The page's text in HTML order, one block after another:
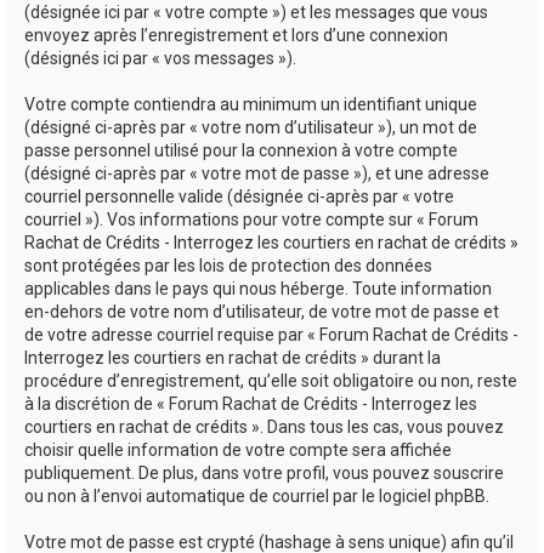
(désignée ici par « votre compte ») et les messages que vous
envoyez après l’enregistrement et lors d’une connexion
(désignés ici par « vos messages »).
Votre compte contiendra au minimum un identifiant unique
(désigné ci-après par « votre nom d’utilisateur »), un mot de
passe personnel utilisé pour la connexion à votre compte
(désigné ci-après par « votre mot de passe »), et une adresse
courriel personnelle valide (désignée ci-après par « votre
courriel »). Vos informations pour votre compte sur « Forum
Rachat de Crédits - Interrogez les courtiers en rachat de crédits »
sont protégées par les lois de protection des données
applicables dans le pays qui nous héberge. Toute information
en-dehors de votre nom d’utilisateur, de votre mot de passe et
de votre adresse courriel requise par « Forum Rachat de Crédits -
Interrogez les courtiers en rachat de crédits » durant la
procédure d’enregistrement, qu’elle soit obligatoire ou non, reste
à la discrétion de « Forum Rachat de Crédits - Interrogez les
courtiers en rachat de crédits ». Dans tous les cas, vous pouvez
choisir quelle information de votre compte sera affichée
publiquement. De plus, dans votre profil, vous pouvez souscrire
ou non à l’envoi automatique de courriel par le logiciel phpBB.
Votre mot de passe est crypté (hashage à sens unique) afin qu’il